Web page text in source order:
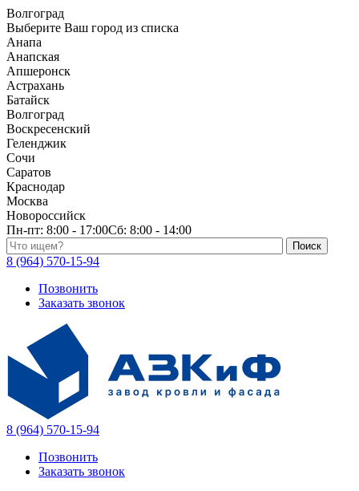
Волгоград
Выберите Ваш город из списка
Анапа
Анапская
Апшеронск
Астрахань
Батайск
Волгоград
Воскресенский
Геленджик
Сочи
Саратов
Краснодар
Москва
Новороссийск
Пн-пт: 8:00 - 17:00Сб: 8:00 - 14:00
Поиск по каталогу
8 (964) 570-15-94
Позвонить
Заказать звонок
8 (964) 570-15-94
Позвонить
Заказать звонок